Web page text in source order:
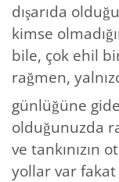
dışarıda
kimse
bile, çok ehil
rağmen,
günlüğüne
olduğunuzda
ve tankınızın
yollar var